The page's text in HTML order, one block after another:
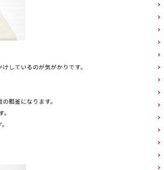
しているのが気がかりです。
瓢釜になります。